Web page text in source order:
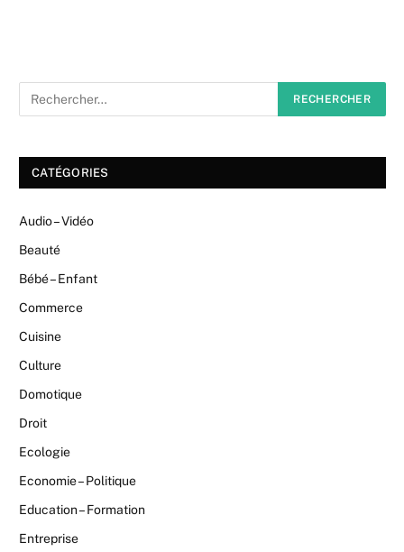
CATÉGORIES
Audio – Vidéo
Beauté
Bébé – Enfant
Commerce
Cuisine
Culture
Domotique
Droit
Ecologie
Economie – Politique
Education – Formation
Entreprise